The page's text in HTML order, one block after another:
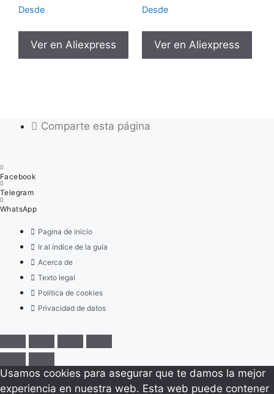
Desde
Ver en Aliexpress
Desde
Ver en Aliexpress
Comparte esta página
Facebook
Telegram
WhatsApp
Pagina de inicio
Ir al índice de la guía
Acerca de
Texto legal
Política de cookies
Privacidad de datos
Usamos cookies para asegurar que te damos la mejor
experiencia en nuestra web. Esta web puede contener